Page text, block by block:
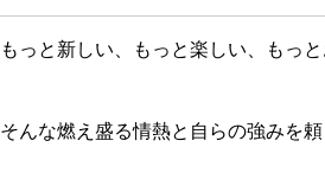
もっと新しい、もっと楽しい、もっ
そんな燃え盛る情熱と自らの強みを